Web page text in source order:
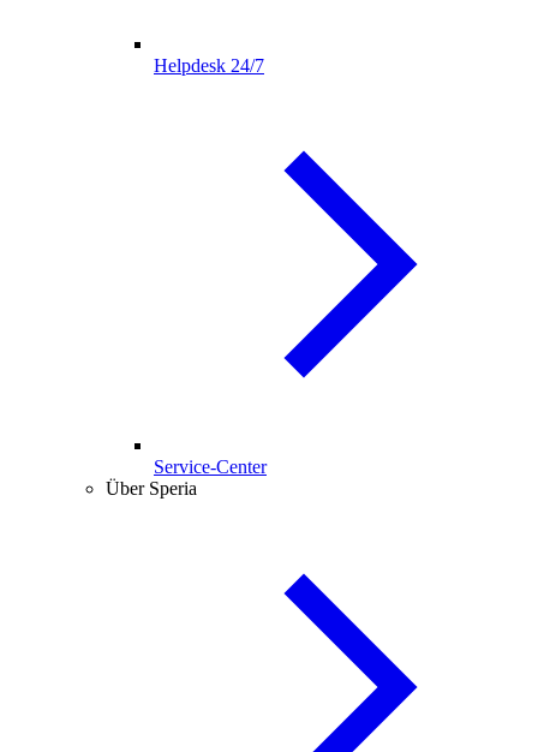
Helpdesk 24/7
Service-Center
Über Speria